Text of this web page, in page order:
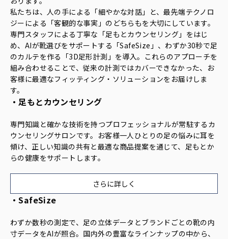
私たちは、人の手による「細やかな対話」と、最先端テクノロ
ジーによる「客観的な事実」のどちらもを大切にしています。
専門スタッフによる丁寧な「足もとカウンセリング」をはじ
め、AIが靴選びをサポートする「SafeSize」、わずか30秒で足
のカルテを作る「3D足形計測」を導入。これらのアプローチを
組み合わせることで、従来の計測ではカバーできなかった、お
客様に最適なフィッティング・ソリューションをお届けしま
す。
・足もとカウンセリング
専門知識と確かな技術を持つプロフェッショナルが常駐するカ
ウンセリングサロンです。お客様一人ひとりの足の悩みに耳を
傾け、正しい知識の共有と最適な商品提案を通じて、足もとか
らの健康をサポートします。
さらに詳しく
・SafeSize
わずか数秒の測定で、足の立体データとブランドごとの靴の内
寸データをAIが照合。国内外の豊富なラインナップの中から、